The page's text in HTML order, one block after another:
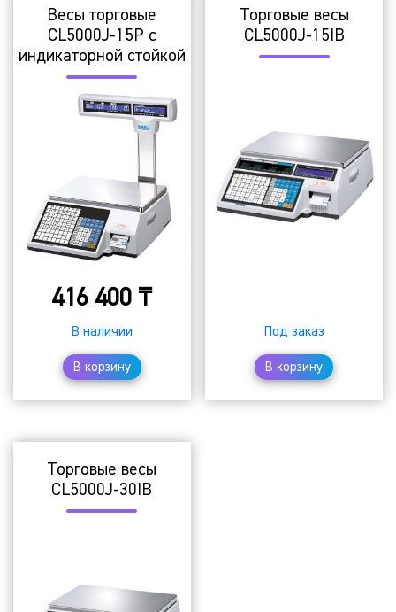
Весы торговые
CL5000J-15P с
индикаторной стойкой
416 400 ₸
В наличии
В корзину
Торговые весы
СL5000J-15IB
Под заказ
В корзину
Торговые весы
СL5000J-30IB